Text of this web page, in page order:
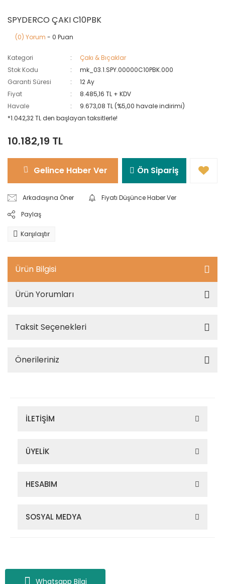
Whatsapp Bilgi
SPYDERCO ÇAKI C10PBK
(0) Yorum - 0 Puan
Kategori
Çakı & Bıçaklar
Stok Kodu
mk_03.1.SPY.00000C10PBK.000
Garanti Süresi
12 Ay
Fiyat
8.485,16 TL + KDV
Havale
9.673,08 TL (%5,00 havale indirimi)
*1.042,32 TL den başlayan taksitlerle!
10.182,19 TL
Gelince Haber Ver Ön Sipariş
Arkadaşına Öner
Fiyatı Düşünce Haber Ver
Paylaş
Karşılaştır
Ürün Bilgisi
Ürün Yorumları
Taksit Seçenekleri
Önerileriniz
İLETİŞİM
ÜYELİK
HESABIM
SOSYAL MEDYA